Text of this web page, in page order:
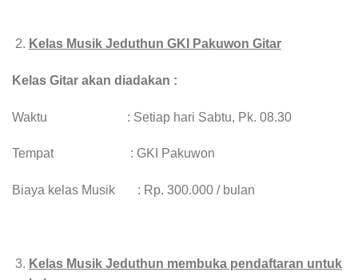
Kelas Musik Jeduthun GKI Pakuwon Gitar
Kelas Gitar akan diadakan :
Waktu : Setiap hari Sabtu, Pk. 08.30
Tempat : GKI Pakuwon
Biaya kelas Musik : Rp. 300.000 / bulan
Kelas Musik Jeduthun membuka pendaftaran untuk